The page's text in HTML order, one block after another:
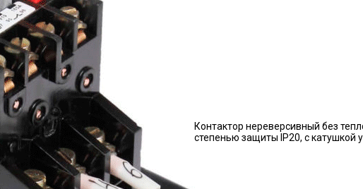
Контактор нереверсивный без
степенью защиты IP20, с катушкой